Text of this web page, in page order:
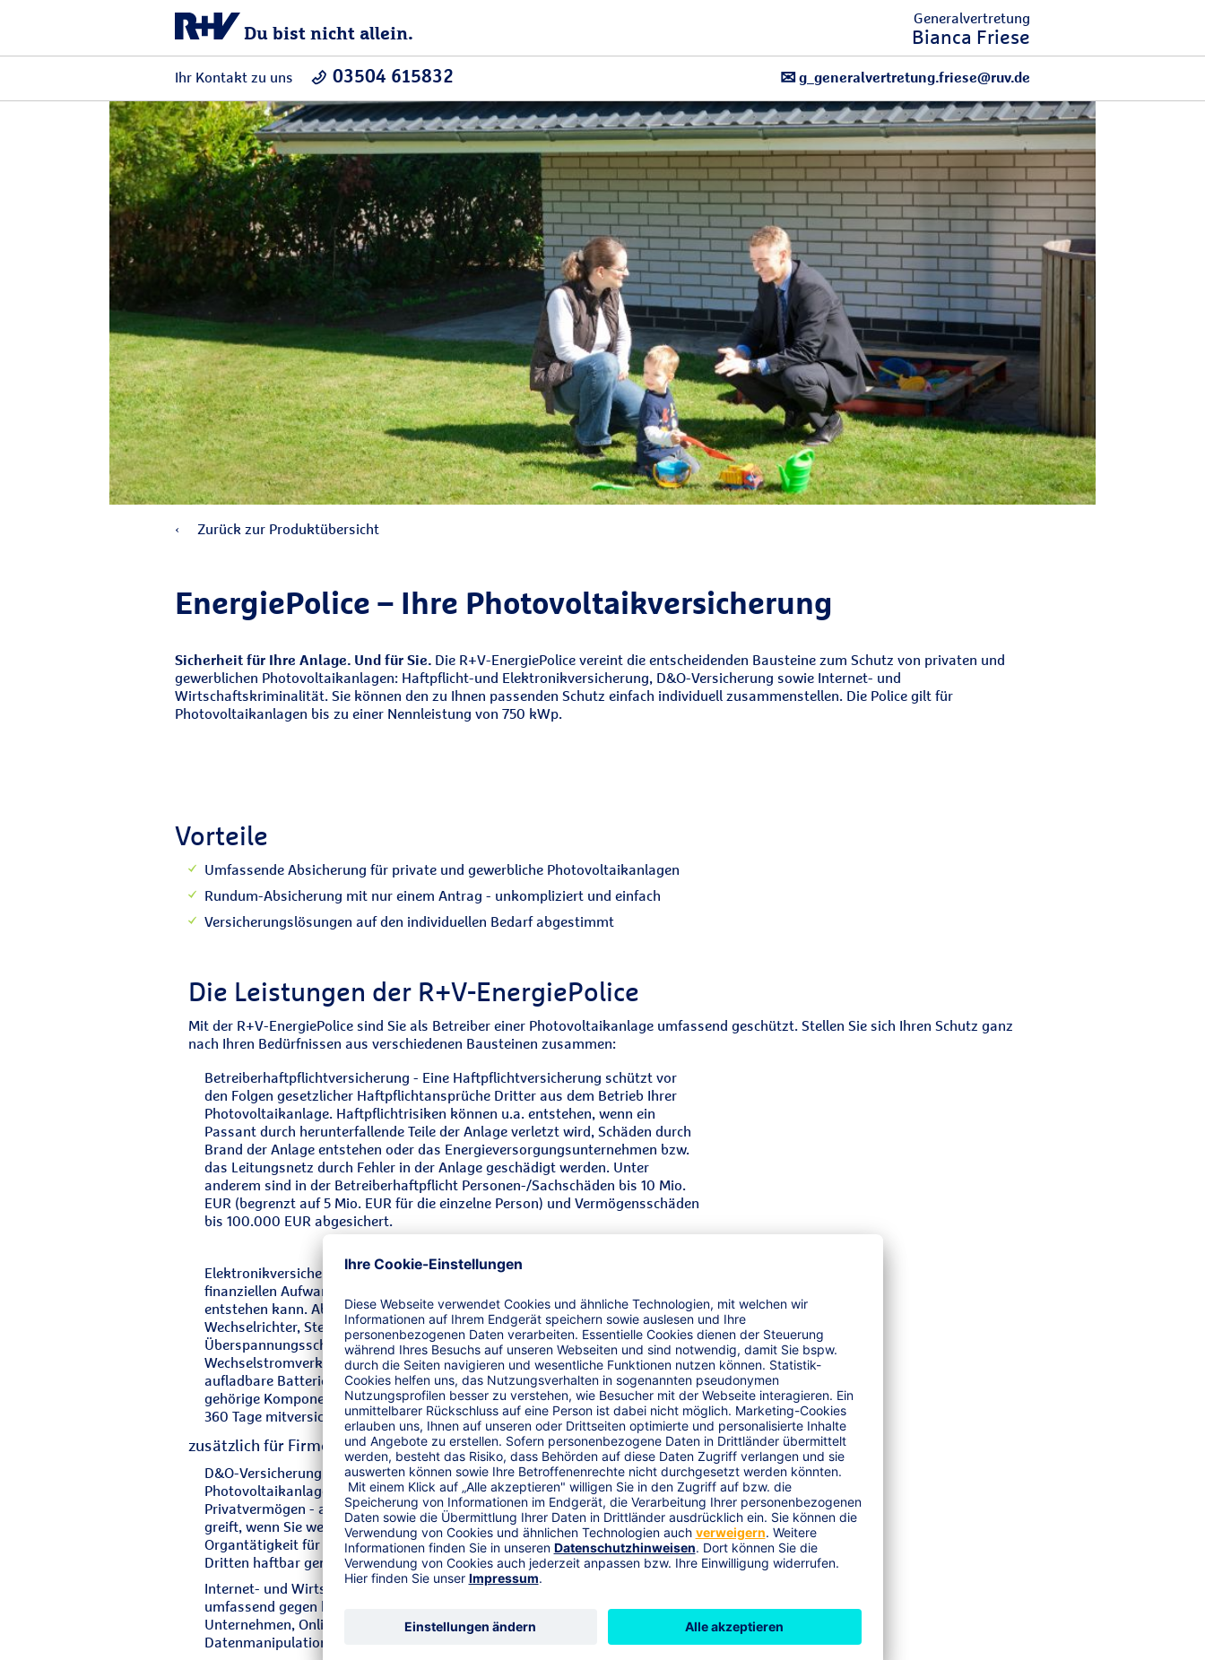
Du bist nicht allein.
Generalvertretung
Bianca Friese
Ihr Kontakt zu uns 03504 615832 g_generalvertretung.friese@ruv.de
Zurück zur Produktübersicht
EnergiePolice – Ihre Photovoltaikversicherung
Sicherheit für Ihre Anlage. Und für Sie. Die R+V-EnergiePolice vereint die entscheidenden Bausteine zum Schutz von privaten und
gewerblichen Photovoltaikanlagen: Haftpflicht-und Elektronikversicherung, D&O-Versicherung sowie Internet- und
Wirtschaftskriminalität. Sie können den zu Ihnen passenden Schutz einfach individuell zusammenstellen. Die Police gilt für
Photovoltaikanlagen bis zu einer Nennleistung von 750 kWp.
Vorteile
Umfassende Absicherung für private und gewerbliche Photovoltaikanlagen
Rundum-Absicherung mit nur einem Antrag - unkompliziert und einfach
Versicherungslösungen auf den individuellen Bedarf abgestimmt
Die Leistungen der R+V-EnergiePolice
Mit der R+V-EnergiePolice sind Sie als Betreiber einer Photovoltaikanlage umfassend geschützt. Stellen Sie sich Ihren Schutz ganz
nach Ihren Bedürfnissen aus verschiedenen Bausteinen zusammen:
Betreiberhaftpflichtversicherung - Eine Haftpflichtversicherung schützt vor
den Folgen gesetzlicher Haftpflichtansprüche Dritter aus dem Betrieb Ihrer
Photovoltaikanlage. Haftpflichtrisiken können u.a. entstehen, wenn ein
Passant durch herunterfallende Teile der Anlage verletzt wird, Schäden durch
Brand der Anlage entstehen oder das Energieversorgungsunternehmen bzw.
das Leitungsnetz durch Fehler in der Anlage geschädigt werden. Unter
anderem sind in der Betreiberhaftpflicht Personen-/Sachschäden bis 10 Mio.
EUR (begrenzt auf 5 Mio. EUR für die einzelne Person) und Vermögensschäden
bis 100.000 EUR abgesichert.
Elektronikversicherung - Die Elektronikversicherung schützt Sie vor dem
finanziellen Aufwand, der durch technische Schäden bzw. deren Reparaturen
entstehen kann. Abgesichert sind u.a. Photovoltaikmodule, Tragrahmen,
Wechselrichter, Steuerungs- und Regeltechnik,
Überspannungsschutzeinrichtungen, Gleich- und
Wechselstromverkabelungen, Speichermedien (Akkumulatoren, wieder
aufladbare Batterien) sowie viele sonstige zum Lieferumfang der Anlage
gehörige Komponenten. Ein möglicher Nutzungsausfall Ihrer Anlage ist bis zu
360 Tage mitversichert
zusätzlich für Firmenkunden:
D&O-Versicherung - Als Unternehmensleiter einer Betreibergesellschaft für
Photovoltaikanlagen haften Sie unmittelbar und unbegrenzt mit Ihrem
Privatvermögen - auch als GmbH-Geschäftsführer. Der Versicherungsschutz
greift, wenn Sie wegen einer Pflichtverletzung in Ausübung Ihrer
Organtätigkeit für einen Vermögensschaden von Ihrem Unternehmen oder
Dritten haftbar gemacht werden.
Internet- und Wirtschaftskriminalität - Sichern Sie das Firmenvermögen
umfassend gegen kriminelle Handlungen von Dritten, beauftragten
Unternehmen, Online-Dienstleistern oder eigenen Mitarbeitern (z. B. Betrug,
Datenmanipulation über das Internet, Diebstahl, Unterschlagung) ab.